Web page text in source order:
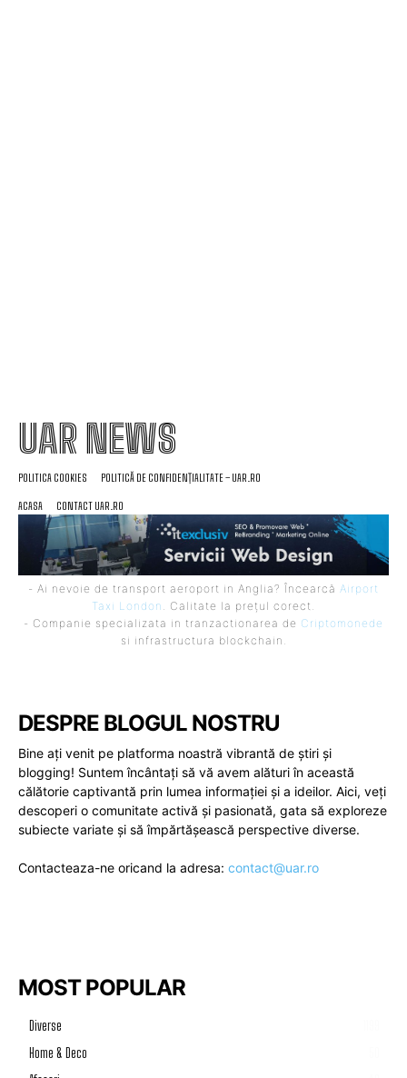
UAR NEWS
POLITICA COOKIES POLITICĂ DE CONFIDENȚIALITATE – UAR.RO
ACASA CONTACT UAR.RO
- Ai nevoie de transport aeroport in Anglia? Încearcă Airport
Taxi London
. Calitate la prețul corect.
- Companie specializata in tranzactionarea de Criptomonede
si infrastructura blockchain.
DESPRE BLOGUL NOSTRU
Bine ați venit pe platforma noastră vibrantă de știri și
blogging! Suntem încântați să vă avem alături în această
călătorie captivantă prin lumea informației și a ideilor. Aici, veți
descoperi o comunitate activă și pasionată, gata să exploreze
subiecte variate și să împărtășească perspective diverse.
Contacteaza-ne oricand la adresa: contact@uar.ro
MOST POPULAR
Diverse
Home & Deco